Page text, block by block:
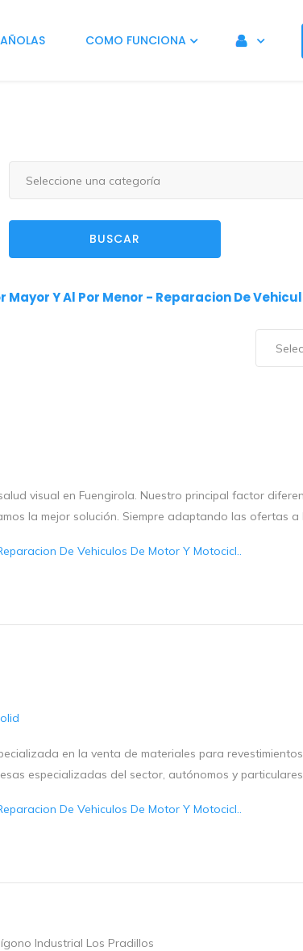
COMO FUNCIONA
Seleccione una categoría
BUSCAR
Mayor Y Al Por Menor - Reparacion De
visual en Fuengirola. Nuestro principal factor
la mejor solución. Siempre adaptando las ofertas a
De Vehiculos De Motor Y Motocicl..
en la venta de materiales para
especializadas del sector, autónomos y
De Vehiculos De Motor Y Motocicl..
Industrial Los Pradillos